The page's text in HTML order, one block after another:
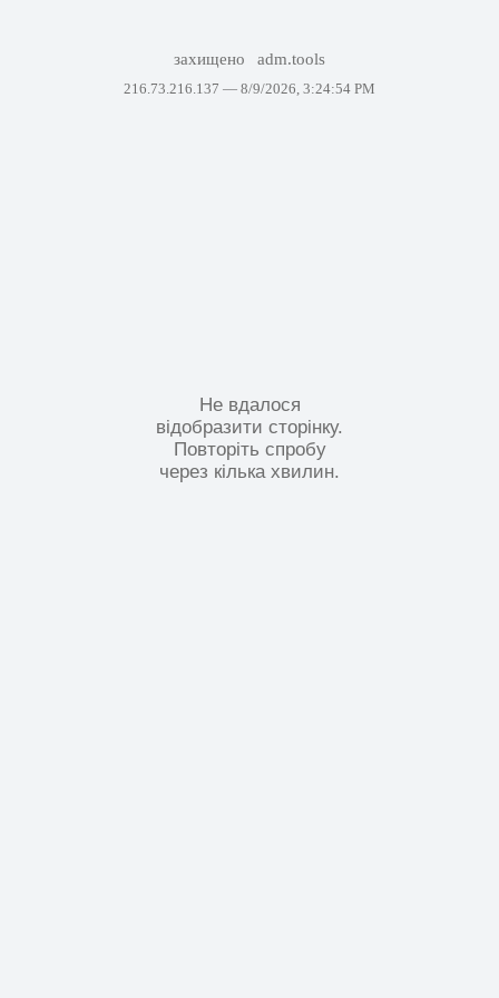
захищено adm.tools
216.73.216.137 — 8/9/2026, 3:24:54 PM
Не вдалося
відобразити сторінку.
Повторіть спробу
через кілька хвилин.